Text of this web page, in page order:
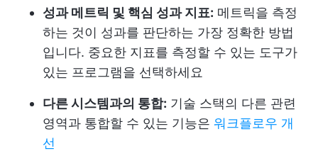
성과 메트릭 및 핵심 성과 지표: 메트릭을 측정
하는 것이 성과를 판단하는 가장 정확한 방법
입니다. 중요한 지표를 측정할 수 있는 도구가
있는 프로그램을 선택하세요
다른 시스템과의 통합: 기술 스택의 다른 관련
영역과 통합할 수 있는 기능은 워크플로우 개
선